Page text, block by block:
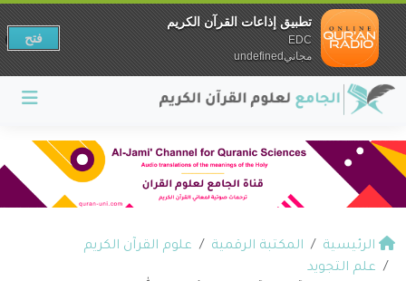
الرئيسية المكتبة الرقمية
علوم القرآن الكريم
علم التجويد
تطبيق إذاعات القرآن الكريم
EDC
مجانيundefined
فتح